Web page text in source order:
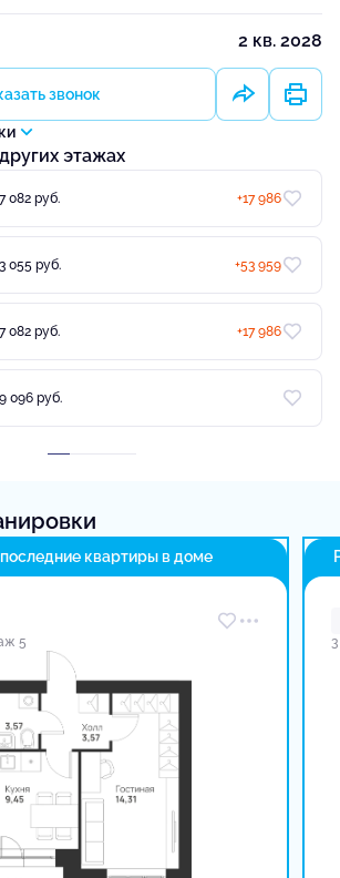
2 кв. 2028
звонок
этажах
082 руб. +17 986
055 руб. +53 959
082 руб. +17 986
096 руб.
квартиры в доме
5